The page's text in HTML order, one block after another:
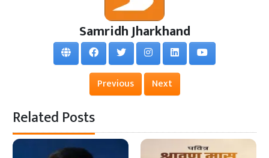
Samridh Jharkhand
Previous Next
Related Posts